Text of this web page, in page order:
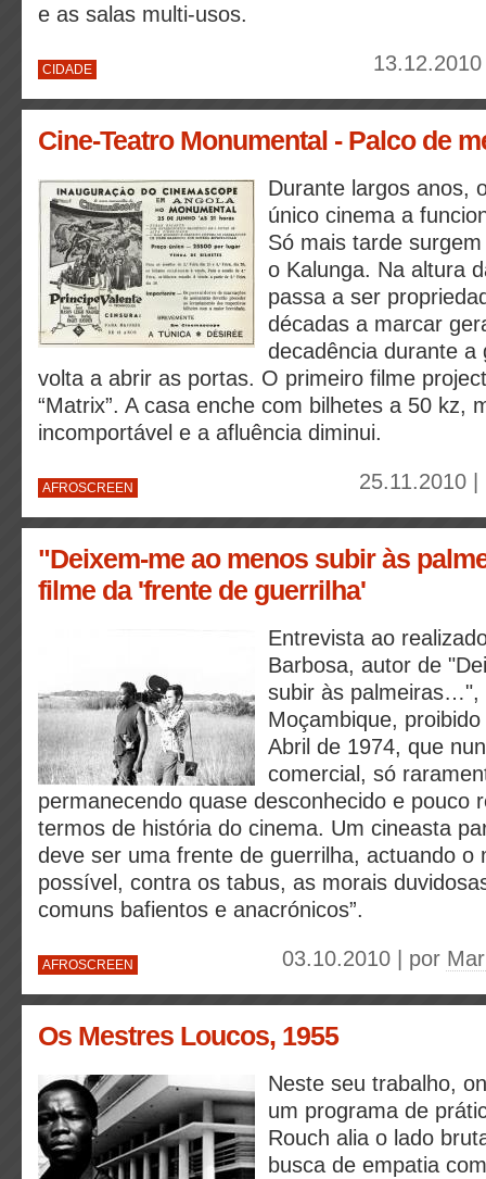
e as salas multi-usos.
CIDADE
Cine-Teatro Monumental - Palco de
Durante largos anos,
único cinema a
Só mais tarde
o Kalunga. Na altura
passa a ser
décadas a marcar
decadência durante a
volta a abrir as portas. O primeiro filme
“Matrix”. A casa enche com bilhetes a 50 kz,
incomportável e a afluência diminui.
AFROSCREEN 25.11.2010
"Deixem-me ao menos subir às
filme da 'frente de guerrilha'
Entrevista ao
Barbosa, autor de
subir às palmeiras…",
Moçambique,
Abril de 1974, que
comercial, só
permanecendo quase desconhecido e pouco
termos de história do cinema. Um cineasta
deve ser uma frente de guerrilha, actuando o
possível, contra os tabus, as morais
comuns bafientos e anacrónicos”.
AFROSCREEN 03.10.2010 | por
Os Mestres Loucos, 1955
Neste seu trabalho,
um programa de
Rouch alia o lado
busca de empatia